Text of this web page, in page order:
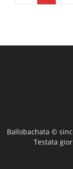
Ballobachata ©
Testata